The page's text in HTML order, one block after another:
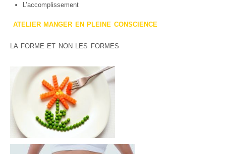
L’accomplissement
ATELIER MANGER EN PLEINE CONSCIENCE
LA FORME ET NON LES FORMES